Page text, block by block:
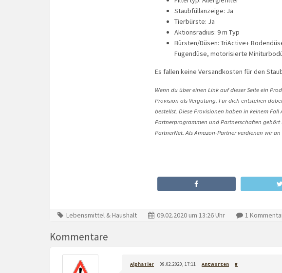
Staubfüllanzeige: Ja
Tierbürste: Ja
Aktionsradius: 9 m Typ
Bürsten/Düsen: TriActive+
Fugendüse, motorisierte
Es fallen keine Versandkosten für den
Wenn du über einen Link auf dieser Seite ein
Provision als Vergütung. Für dich entstehen
bestellst. Diese Provisionen haben in keinem
Partnerprogrammen und Partnerschaften
PartnerNet. Als Amazon-Partner verdienen wir
Lebensmittel & Haushalt 09.02.2020 um 13:26 Uhr 1
Kommentare
AlphaTier 09.02.2020, 17:11 Antworten #